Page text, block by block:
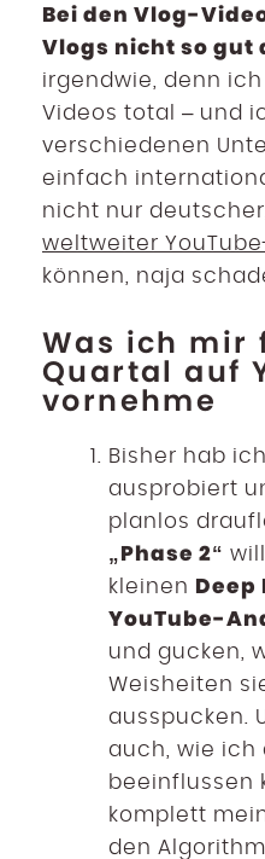
Bei den Vlog-
Vlogs nicht so gut
irgendwie, denn
Videos total – und
verschiedenen
einfach
nicht nur
weltweiter
können, naja
Was ich mir
Quartal auf
vornehme
Bisher hab
ausprobiert
planlos
„Phase 2“
kleinen Deep
YouTube-
und gucken,
Weisheiten
ausspucken.
auch, wie ich
beeinflussen
komplett
den